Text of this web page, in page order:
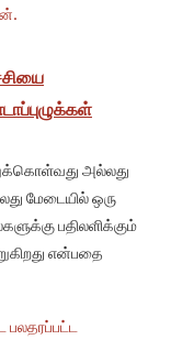
அல்லது
மேடையில் ஒரு
பதிலளிக்கும்
என்பதை
பலதரப்பட்ட